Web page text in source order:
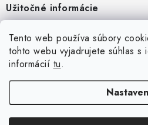
Tento web používa súbory
tohto webu vyjadrujete súhlas s
informácií tu.
p
ä
Užitočné informácie
O nás
Garancia najlepšej ceny
Všetko o nákupe
10 Neuveriteľných tipov na zvládnutie
Doprava
Facebook
Prijímame online platby